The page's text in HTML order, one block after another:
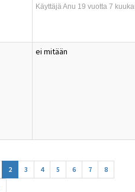
KäyttäjäAnu 19 vuotta 7
ei mitään
2 3 4 5 6 7
8